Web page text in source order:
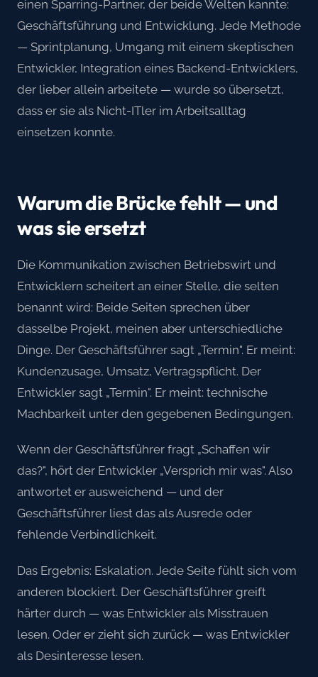
einen Sparring-Partner, der beide Welten kannte:
Geschäftsführung und Entwicklung. Jede Methode
— Sprintplanung, Umgang mit einem skeptischen
Entwickler, Integration eines Backend-Entwicklers,
der lieber allein arbeitete — wurde so übersetzt,
dass er sie als Nicht-ITler im Arbeitsalltag
einsetzen konnte.
Warum die Brücke fehlt — und
was sie ersetzt
Die Kommunikation zwischen Betriebswirt und
Entwicklern scheitert an einer Stelle, die selten
benannt wird: Beide Seiten sprechen über
dasselbe Projekt, meinen aber unterschiedliche
Dinge. Der Geschäftsführer sagt „Termin". Er meint:
Kundenzusage, Umsatz, Vertragspflicht. Der
Entwickler sagt „Termin". Er meint: technische
Machbarkeit unter den gegebenen Bedingungen.
Wenn der Geschäftsführer fragt „Schaffen wir
das?", hört der Entwickler „Versprich mir was". Also
antwortet er ausweichend — und der
Geschäftsführer liest das als Ausrede oder
fehlende Verbindlichkeit.
Das Ergebnis: Eskalation. Jede Seite fühlt sich vom
anderen blockiert. Der Geschäftsführer greift
härter durch — was Entwickler als Misstrauen
lesen. Oder er zieht sich zurück — was Entwickler
als Desinteresse lesen.